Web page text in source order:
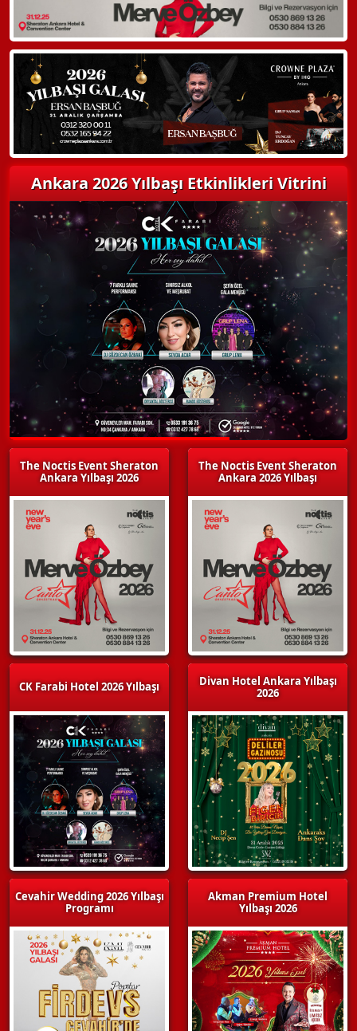
Hemen Arayın
Detaylı Bilgi Alın
Ankara 2026 Yılbaşı Etkinlikleri Vitrini
The Noctis Event Sheraton
Ankara Yılbaşı 2026
CK Farabi Hotel 2026 Yılbaşı
Cevahir Wedding 2026 Yılbaşı
Programı
The Noctis Event Sheraton
Ankara 2026 Yılbaşı
Divan Hotel Ankara Yılbaşı
2026
Akman Premium Hotel
Yılbaşı 2026